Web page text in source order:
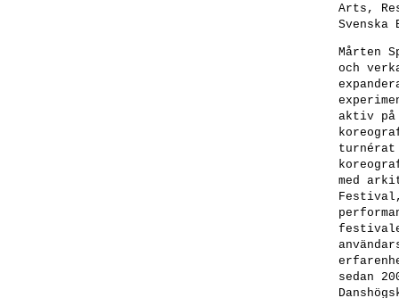
Arts,
Mårten
och
aktiv på
turnérat
med
sedan